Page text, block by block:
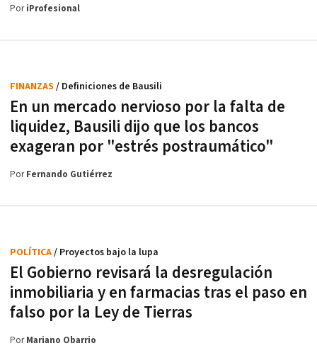
PoriProfesional
En un mercado nervioso por la falta de
liquidez, Bausili dijo que los bancos
exageran por "estrés postraumático"
FINANZAS / Definiciones de Bausili
PorFernando Gutiérrez
El Gobierno revisará la desregulación
inmobiliaria y en farmacias tras el paso en
falso por la Ley de Tierras
POLÍTICA/ Proyectos bajo la lupa
PorMariano Obarrio